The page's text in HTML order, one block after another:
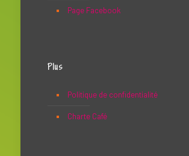
Page Facebook
Plus
Politique de confidentialité
Charte Café